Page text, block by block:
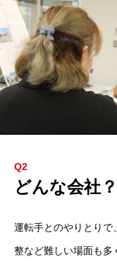
Q2
どんな会社？
運転手とのやりとりで
整など難しい場面も多